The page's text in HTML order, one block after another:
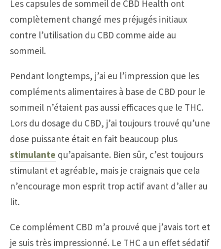
Les capsules de sommeil de CBD Health ont
complètement changé mes préjugés initiaux
contre l’utilisation du CBD comme aide au
sommeil.
Pendant longtemps, j’ai eu l’impression que les
compléments alimentaires à base de CBD pour le
sommeil n’étaient pas aussi efficaces que le THC.
Lors du dosage du CBD, j’ai toujours trouvé qu’une
dose puissante était en fait beaucoup plus
stimulante qu’apaisante. Bien sûr, c’est toujours
stimulant et agréable, mais je craignais que cela
n’encourage mon esprit trop actif avant d’aller au
lit.
Ce complément CBD m’a prouvé que j’avais tort et
je suis très impressionné. Le THC a un effet sédatif